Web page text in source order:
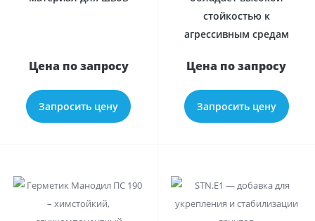
Цена по запросу
Запросить цену
стойкостью к
агрессивным средам
Цена по запросу
Запросить цену